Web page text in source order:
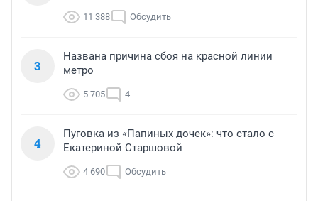
11 388 Обсудить
3
Названа причина сбоя на красной линии
метро
5 705 4
4
Пуговка из «Папиных дочек»: что стало с
Екатериной Старшовой
4 690 Обсудить